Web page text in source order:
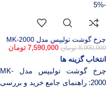
-5%
چرخ گوشت تولیپس مدل MK-2000
8,000,000 تومان 7,590,000 تومان
انتخاب گزینه ها
چرخ گوشت تولیپس مدل MK-
2000: راهنمای جامع خرید و بررسی